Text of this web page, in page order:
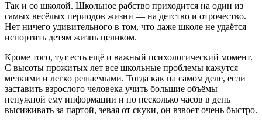
Так и со школой. Школьное рабство приходится на один из
самых весёлых периодов жизни — на детство и отрочество.
Нет ничего удивительного в том, что даже школе не удаётся
испортить детям жизнь целиком.
Кроме того, тут есть ещё и важный психологический момент.
С высоты прожитых лет все школьные проблемы кажутся
мелкими и легко решаемыми. Тогда как на самом деле, если
заставить взрослого человека учить большие объёмы
ненужной ему информации и по несколько часов в день
высиживать за партой, зевая от скуки, он взвоет очень быстро.